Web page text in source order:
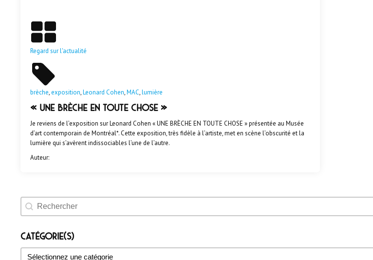
Regard sur l'actualité
brèche,exposition,Leonard Cohen,MAC,lumière
« UNE BRÈCHE EN TOUTE CHOSE »
Je reviens de l’exposition sur Leonard Cohen « UNE BRÈCHE EN TOUTE CHOSE » présentée au Musée
d’art contemporain de Montréal*. Cette exposition, très fidèle à l’artiste, met en scène l’obscurité et la
lumière qui s’avèrent indissociables l’une de l’autre.
Auteur:
Rechercher un évènement
Catégorie(s)
Catégorie(s)
Catégorie(s)